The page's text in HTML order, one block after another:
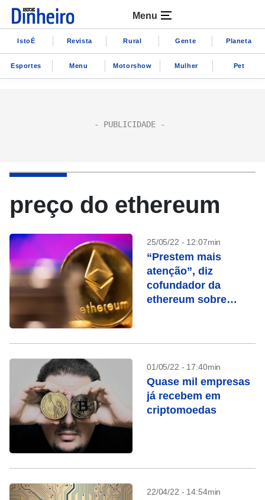
Menu
IstoÉ Revista Rural Gente Planeta
Esportes Menu Motorshow Mulher Pet
preço do ethereum
25/05/22 - 12:07min
“Prestem mais
atenção”, diz
cofundador da
ethereum sobre
01/05/22 - 17:40min
Quase mil empresas
já recebem em
criptomoedas
22/04/22 - 14:54min